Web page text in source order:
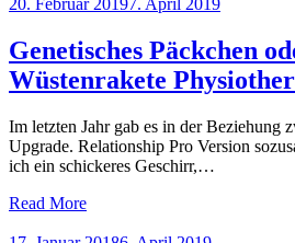
Genetisches Päckchen
Wüstenrakete
Im letzten Jahr gab es in der Beziehung
Upgrade. Relationship Pro Version
ich ein schickeres Geschirr,…
Read More